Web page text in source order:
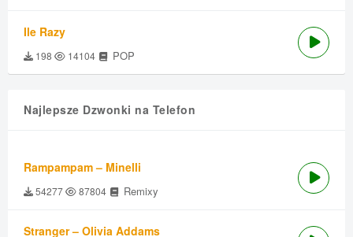
Ile Razy
198 14104 POP
Najlepsze Dzwonki na Telefon
Rampampam – Minelli
54277 87804 Remixy
Stranger – Olivia Addams